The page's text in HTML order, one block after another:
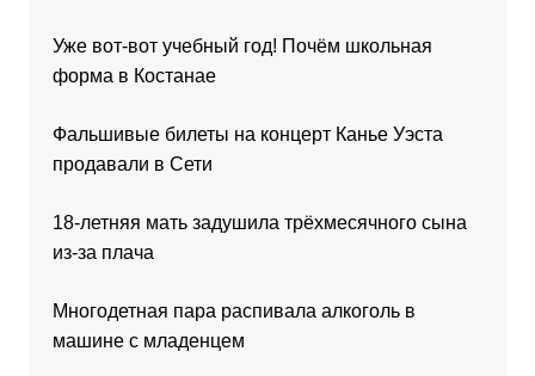
Уже вот-вот учебный год! Почём школьная
форма в Костанае
Фальшивые билеты на концерт Канье Уэста
продавали в Сети
18-летняя мать задушила трёхмесячного сына
из-за плача
Многодетная пара распивала алкоголь в
машине с младенцем